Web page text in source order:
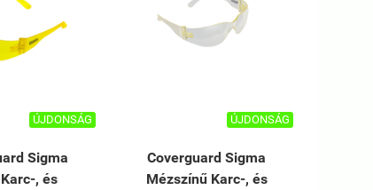
ÚJDONSÁG
Sigma
, és
ÚJDONSÁG
Coverguard Sigma
Mézszínű Karc-, és